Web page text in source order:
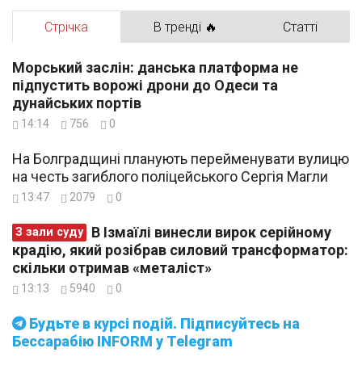
Стрічка В тренді 🔥 Статті
Будьте в курсі подій. Підписуйтесь на
Бессарабію INFORM у Telegram
Морський заслін: данська платформа не
підпустить ворожі дрони до Одеси та
дунайських портів
14:14 756 0
На Болградщині планують перейменувати вулицю
на честь загиблого поліцейського Сергія Магли
13:47 2079 0
З зали суду
крадію, який розібрав силовий трансформатор:
скільки отримав «металіст»
13:13 5940 0